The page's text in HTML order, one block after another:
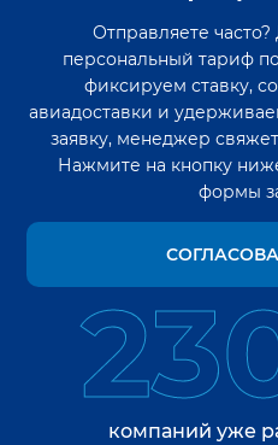
Отправляете
персональный тариф
фиксируем ставку,
авиадоставки и
заявку, менеджер
Нажмите на кнопку
формы
компаний уже